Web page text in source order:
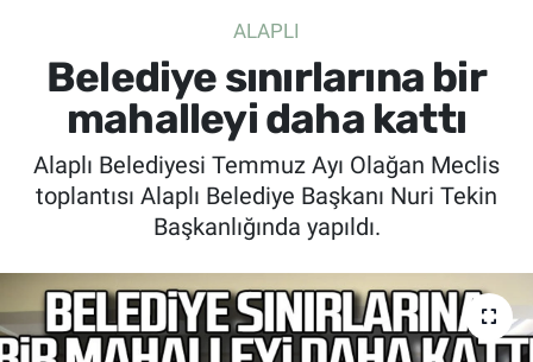
ALAPLI
Belediye sınırlarına bir
mahalleyi daha kattı
Alaplı Belediyesi Temmuz Ayı Olağan Meclis
toplantısı Alaplı Belediye Başkanı Nuri Tekin
Başkanlığında yapıldı.
SAĞLIK